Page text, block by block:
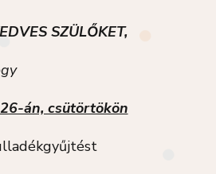
SZÜLŐKET,
án, csütörtökön